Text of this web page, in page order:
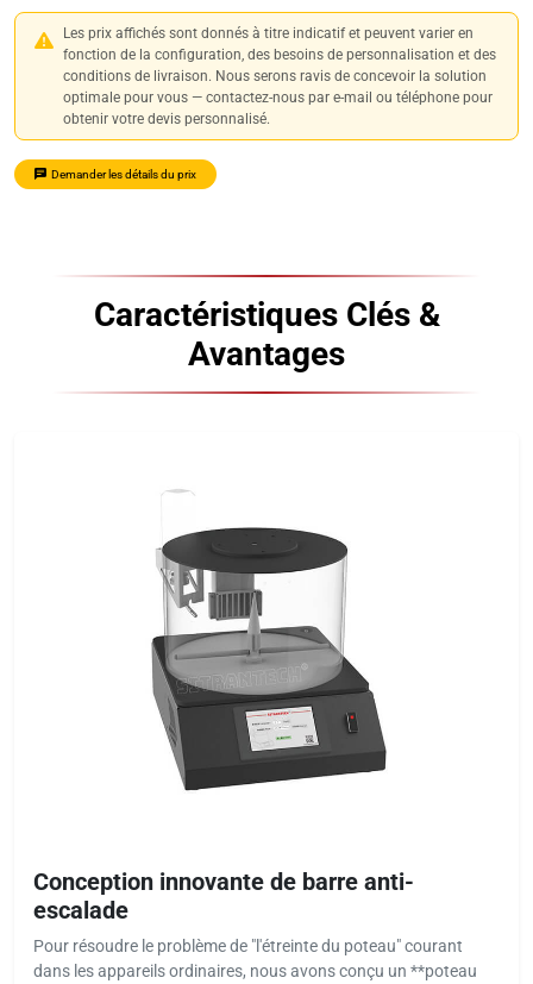
Les prix affichés sont donnés à titre indicatif et peuvent varier en
fonction de la configuration, des besoins de personnalisation et des
conditions de livraison. Nous serons ravis de concevoir la solution
optimale pour vous — contactez-nous par e-mail ou téléphone pour
obtenir votre devis personnalisé.
Demander les détails du prix
Caractéristiques Clés &
Avantages
Conception innovante de barre anti-
escalade
Pour résoudre le problème de "l'étreinte du poteau" courant
dans les appareils ordinaires, nous avons conçu un **poteau